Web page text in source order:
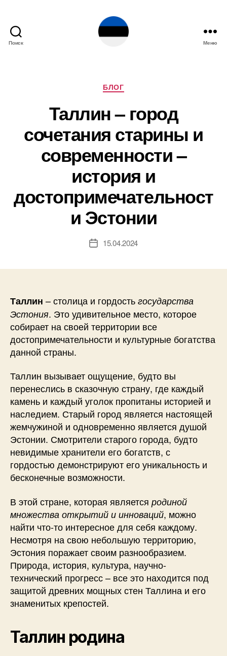
Поиск Меню
Рубрики
БЛОГ
Таллин – город
сочетания старины и
современности –
история и
достопримечательност
и Эстонии
Дата15.04.2024
Таллин – столица и гордость государства
Эстония. Это удивительное место, которое
собирает на своей территории все
достопримечательности и культурные богатства
данной страны.
Таллин вызывает ощущение, будто вы
перенеслись в сказочную страну, где каждый
камень и каждый уголок пропитаны историей и
наследием. Старый город является настоящей
жемчужиной и одновременно является душой
Эстонии. Смотрители старого города, будто
невидимые хранители его богатств, с
гордостью демонстрируют его уникальность и
бесконечные возможности.
В этой стране, которая является родиной
множества открытий и инноваций, можно
найти что-то интересное для себя каждому.
Несмотря на свою небольшую территорию,
Эстония поражает своим разнообразием.
Природа, история, культура, научно-
технический прогресс – все это находится под
защитой древних мощных стен Таллина и его
знаменитых крепостей.
Таллин родина